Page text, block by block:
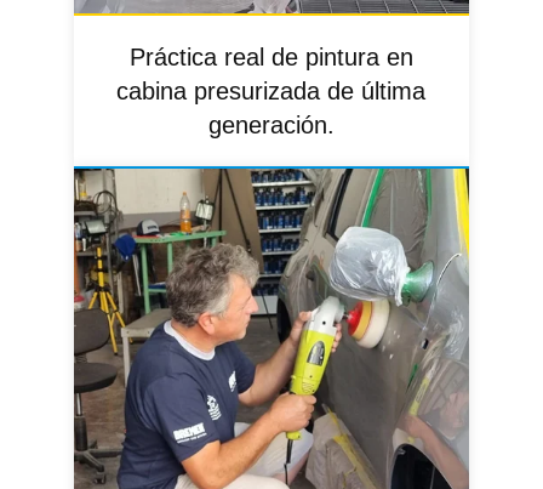
Práctica real de pintura en
cabina presurizada de última
generación.